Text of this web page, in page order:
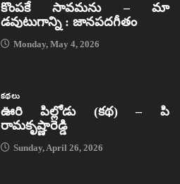
కొంపకే సావమను – మా
డవుటుగాన్ని : జానపదగీతం
Monday, May 4, 2026
కథలు
ఊరి పిల్లోడు (కథ) – పి
రామకృష్ణారెడ్డి
Sunday, April 26, 2026